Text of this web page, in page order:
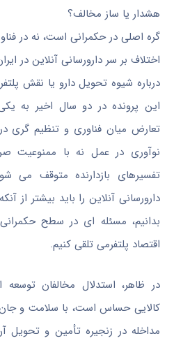
هشدار یا ساز مخالف؟
گره اصلی در حکمرانی است، نه در
اختلاف بر سر دارورسانی آنلاین در
درباره شیوه تحویل دارو یا نقش
این پرونده در دو سال اخیر به
تعارض میان فناوری و تنظیم گری
نوآوری در عمل نه با ممنوعیت
تفسیرهای بازدارنده متوقف می
دارورسانی آنلاین را باید بیشتر از
بدانیم، مسئله ای در سطح
اقتصاد پلتفرمی تلقی کنیم.
در ظاهر، استدلال مخالفان
کالایی حساس است، با سلامت و جان
مداخله در زنجیره تأمین و تحویل